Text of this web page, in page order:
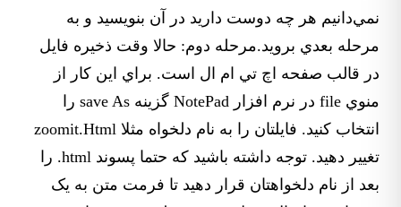
نمي‌دانيم هر چه دوست داريد در آن بنويسيد و به
مرحله بعدي برويد.مرحله دوم: حالا وقت ذخيره فايل
در قالب صفحه اچ تي ام ال است. براي اين کار از
منوي file در نرم افزار NotePad گزينه save As را
انتخاب کنيد. فايلتان را به نام دلخواه مثلا zoomit.Html
تغيير دهيد. توجه داشته باشيد که حتما پسوند html. را
بعد از نام دلخواهتان قرار دهيد تا فرمت متن به يک